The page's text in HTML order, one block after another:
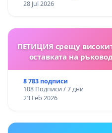
28 Jul 2026
ПЕТИЦИЯ срещу високите цени на тока - искаме
оставката на
8 783 подписи
108 Подписи / 7 дни
23 Feb 2026